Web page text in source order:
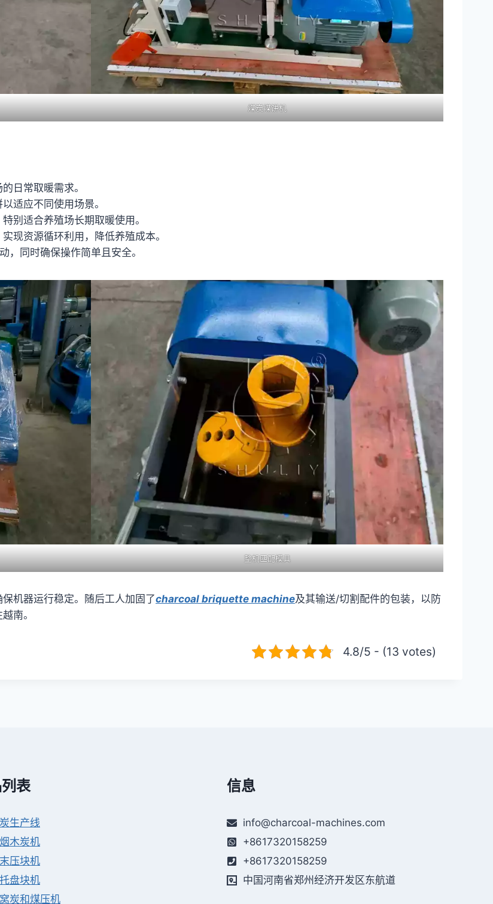
煤炭煤饼机
日常取暖需求。
适应不同使用场景。
别适合养殖场长期取暖使用。
现资源循环利用，降低养殖成本。
，同时确保操作简单且安全。
整机匹配模具
机器运行稳定。随后工人加固了charcoal briquette machine及其输送/切割配件的包装，以防
南。
4.8/5 - (13 votes)
表
生产线
木炭机
压块机
盘块机
炭和煤压机
信息
info@charcoal-machines.com
+8617320158259
+8617320158259
中国河南省郑州经济开发区东航道